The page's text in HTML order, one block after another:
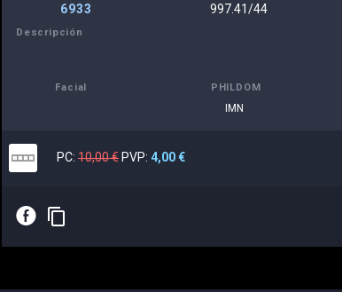
6933 997.41/44
Descripción
Facial PHILDOM
IMN
PC: 10,00 € PVP: 4,00 €
E content_copy